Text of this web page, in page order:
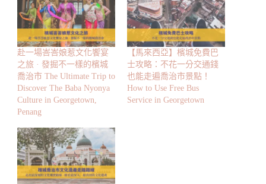
赴一場峇峇娘惹文化饗宴
之旅 · 發掘不一樣的檳城
喬治市 The Ultimate Trip to
Discover The Baba Nyonya
Culture in Georgetown,
Penang
【馬來西亞】檳城免費巴
士攻略：不花一分交通錢
也能走遍喬治市景點！
How to Use Free Bus
Service in Georgetown